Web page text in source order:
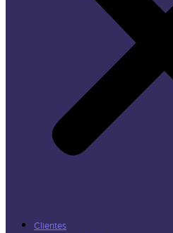
Clientes